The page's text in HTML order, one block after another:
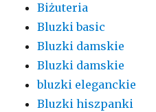
Biżuteria
Bluzki basic
Bluzki damskie
Bluzki damskie
bluzki eleganckie
Bluzki hiszpanki